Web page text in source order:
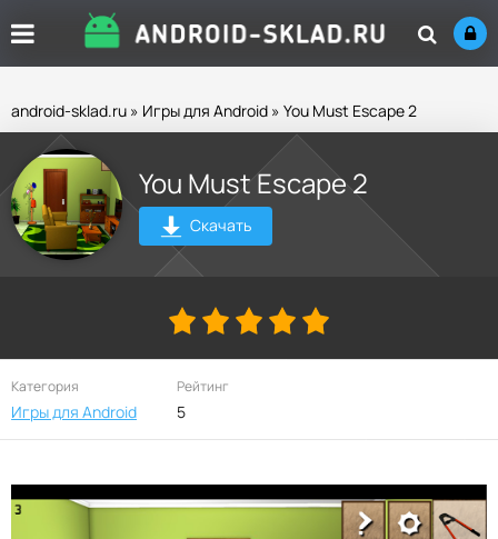
android-sklad.ru » Игры для Android » You Must Escape 2
You Must Escape 2
Скачать
Категория
Игры для Android
Рейтинг
5